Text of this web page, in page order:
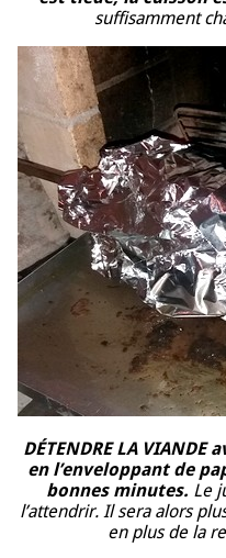
suffisamment
DÉTENDRE LA
en l’enveloppant de
bonnes minutes. Le
l’attendrir. Il sera alors
en plus de la